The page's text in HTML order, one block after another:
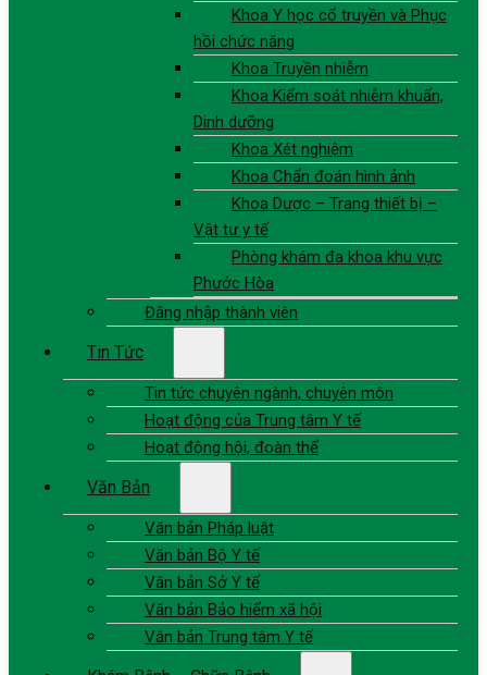
Khoa Y học cổ truyền và Phục
hồi chức năng
Khoa Truyền nhiễm
Khoa Kiểm soát nhiễm khuẩn,
Dinh dưỡng
Khoa Xét nghiệm
Khoa Chẩn đoán hình ảnh
Khoa Dược – Trang thiết bị –
Vật tư y tế
Phòng khám đa khoa khu vực
Phước Hòa
Đăng nhập thành viên
Tin Tức
Tin tức chuyên ngành, chuyên môn
Hoạt động của Trung tâm Y tế
Hoạt động hội, đoàn thể
Văn Bản
Văn bản Pháp luật
Văn bản Bộ Y tế
Văn bản Sở Y tế
Văn bản Bảo hiểm xã hội
Văn bản Trung tâm Y tế